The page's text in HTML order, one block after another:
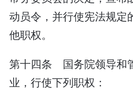
动员令，并行使宪法规定
他职权。
第十四条 国务院领导和
业，行使下列职权：